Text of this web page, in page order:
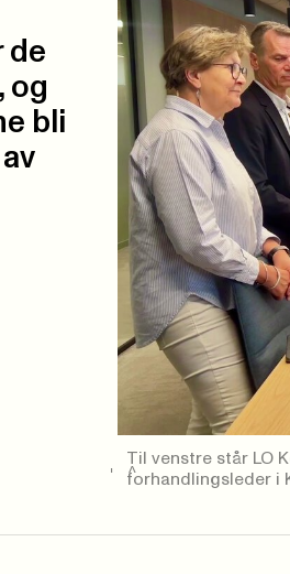
de
og
bli
Til venstre står LO
forhandlingsleder i